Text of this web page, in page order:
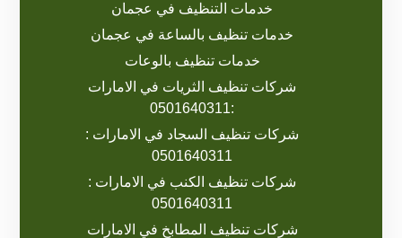
خدمات التنظيف في عجمان
خدمات تنظيف بالساعة في عجمان
خدمات تنظيف بالوعات
شركات تنظيف الثريات في الامارات
:0501640311
شركات تنظيف السجاد في الامارات :
0501640311
شركات تنظيف الكنب في الامارات :
0501640311
شركات تنظيف المطابخ في الامارات